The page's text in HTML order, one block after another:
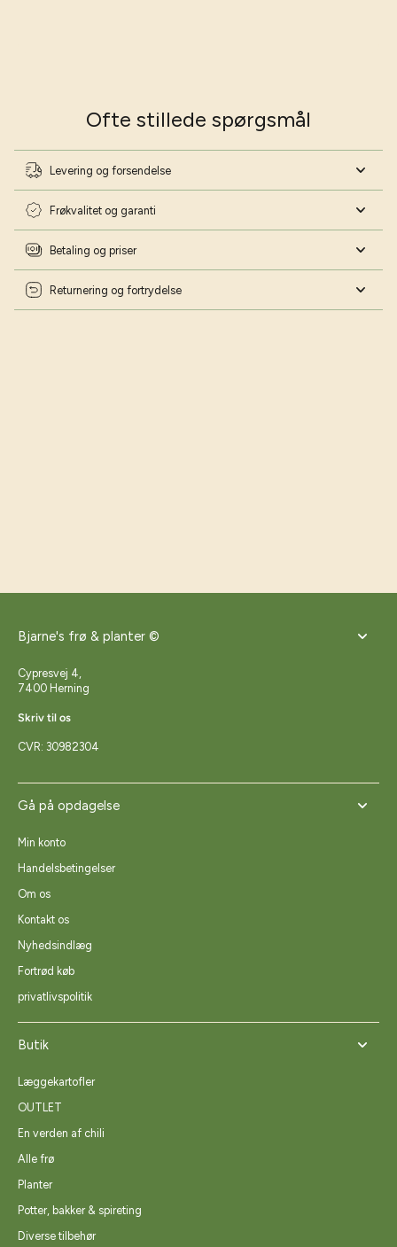
Ofte stillede spørgsmål
Levering og forsendelse
Frøkvalitet og garanti
Betaling og priser
Returnering og fortrydelse
Bjarne's frø & planter ©
Cypresvej 4,
7400 Herning
Skriv til os
CVR: 30982304
Gå på opdagelse
Min konto
Handelsbetingelser
Om os
Kontakt os
Nyhedsindlæg
Fortrød køb
privatlivspolitik
Butik
Læggekartofler
OUTLET
En verden af chili
Alle frø
Planter
Potter, bakker & spireting
Diverse tilbehør
Ja tak - lad mig blive haveekspert!
Nej tak - jeg har styr på det!